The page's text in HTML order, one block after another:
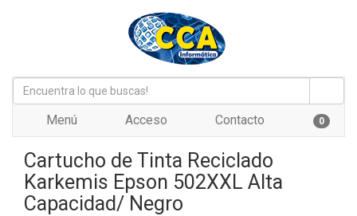
Menú Acceso Contacto 0
Cartucho de Tinta Reciclado
Karkemis Epson 502XXL Alta
Capacidad/ Negro